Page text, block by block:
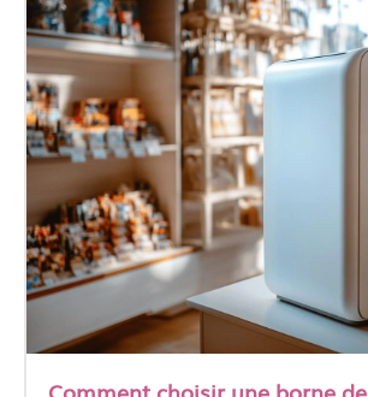
Comment choisir une borne de